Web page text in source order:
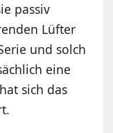
passiv
Lüfter
und solch
eine
sich das